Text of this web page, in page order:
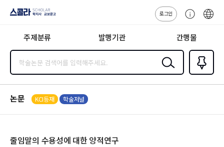
지사·교보문고
로그인
센
주제분류 발행기관 간행물
검색
즐겨찾
기0
논문 KCI등재 학술저널
줄임말의 수용성에 대한 양적연구